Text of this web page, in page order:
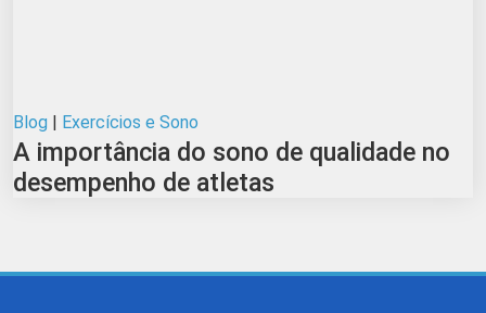
Blog | Exercícios e Sono
A importância do sono de qualidade no
desempenho de atletas